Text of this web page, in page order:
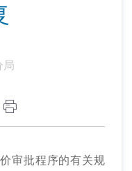
局
审批程序的有关规